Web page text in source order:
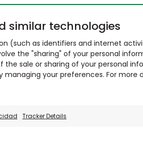
similar technologies
(such as identifiers and internet
the "sharing" of your personal
sale or sharing of your personal
managing your preferences. For more
Tracker Details